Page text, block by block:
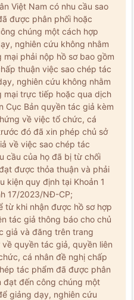
Việt Nam có nhu cầu sao
được phân phối hoặc
chúng một cách hợp
nghiên cứu không nhằm
phải nộp hồ sơ bao gồm
thuận việc sao chép tác
nghiên cứu không nhằm
mại trực tiếp hoặc qua dịch
Cục Bản quyền tác giả kèm
về việc tổ chức, cá
đó đã xin phép chủ sở
về việc sao chép tác
cầu của họ đã bị từ chối
được thỏa thuận và phải
kiện quy định tại Khoản 1
17/2023/NĐ-CP;
từ khi nhận được hồ sơ hợp
tác giả thông báo cho chủ
giả và đăng trên trang
quyền tác giả, quyền liên
cá nhân đề nghị chấp
tác phẩm đã được phân
đạt đến công chúng một
giảng dạy, nghiên cứu